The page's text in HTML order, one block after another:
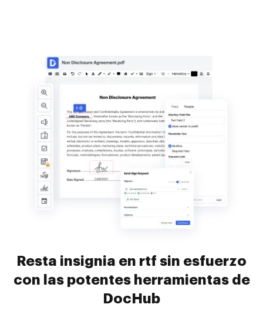
Resta insignia en rtf sin esfuerzo
con las potentes herramientas de
DocHub